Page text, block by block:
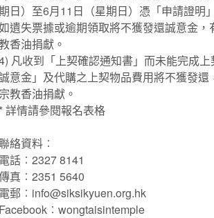
日）至6月11日（星期日）憑「申請證明
遺失票據或逾期領取將不獲發還誠意金
香油捐獻。
凡收到「上契確認通知書」而未能完成
意金」及代購之上契物品費用將不獲發
宗教香油捐獻。
* 詳情請參閱報名表格
絡資料︰
電話︰2327 8141
真︰2351 5640
電郵︰info@siksikyuen.org.hk
Facebook︰wongtaisintemple